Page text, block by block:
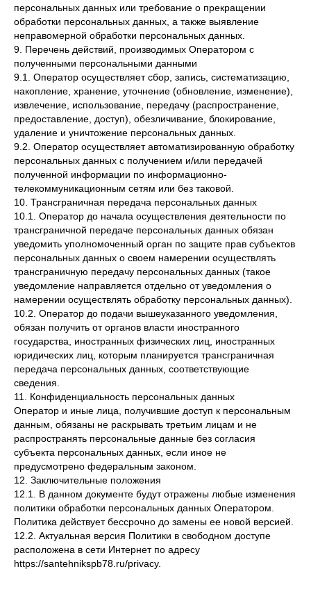
персональных данных или требование о прекращении
обработки персональных данных, а также выявление
неправомерной обработки персональных данных.
9. Перечень действий, производимых Оператором с
полученными персональными данными
9.1. Оператор осуществляет сбор, запись, систематизацию,
накопление, хранение, уточнение (обновление, изменение),
извлечение, использование, передачу (распространение,
предоставление, доступ), обезличивание, блокирование,
удаление и уничтожение персональных данных.
9.2. Оператор осуществляет автоматизированную обработку
персональных данных с получением и/или передачей
полученной информации по информационно-
телекоммуникационным сетям или без таковой.
10. Трансграничная передача персональных данных
10.1. Оператор до начала осуществления деятельности по
трансграничной передаче персональных данных обязан
уведомить уполномоченный орган по защите прав субъектов
персональных данных о своем намерении осуществлять
трансграничную передачу персональных данных (такое
уведомление направляется отдельно от уведомления о
намерении осуществлять обработку персональных данных).
10.2. Оператор до подачи вышеуказанного уведомления,
обязан получить от органов власти иностранного
государства, иностранных физических лиц, иностранных
юридических лиц, которым планируется трансграничная
передача персональных данных, соответствующие
сведения.
11. Конфиденциальность персональных данных
Оператор и иные лица, получившие доступ к персональным
данным, обязаны не раскрывать третьим лицам и не
распространять персональные данные без согласия
субъекта персональных данных, если иное не
предусмотрено федеральным законом.
12. Заключительные положения
12.1. В данном документе будут отражены любые изменения
политики обработки персональных данных Оператором.
Политика действует бессрочно до замены ее новой версией.
12.2. Актуальная версия Политики в свободном доступе
расположена в сети Интернет по адресу
https://santehnikspb78.ru/privacy.